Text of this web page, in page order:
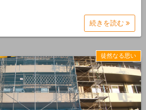
続きを読む
徒然なる思い